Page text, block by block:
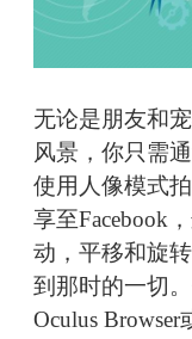
无论是朋友和
风景，你只需
使用人像模式
享至Facebook
动，平移和旋
到那时的一切
Oculus